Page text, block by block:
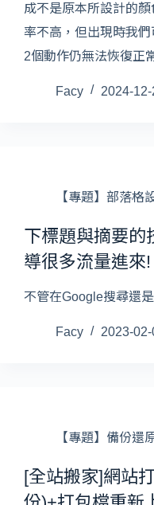
成不是原本所設計的
率不高，但出現時我
2個動作仍無法恢復正
Facy 2024-
【專題】部落格
下標題與摘要的
導很多流量進來!
不管在Google搜尋還
Facy 2023-02-
【專題】備份還
[全站搬家]網站